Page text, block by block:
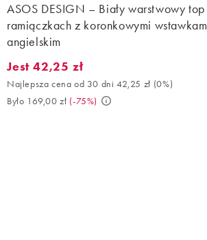
ASOS DESIGN – Biały warstwowy
ramiączkach z koronkowymi
angielskim
Jest 42,25 zł. Najlepsza cena od 30 dni
Jest 42,25 zł
Najlepsza cena od 30 dni 42,25 zł (0%)
Było 169,00 zł (-75%)